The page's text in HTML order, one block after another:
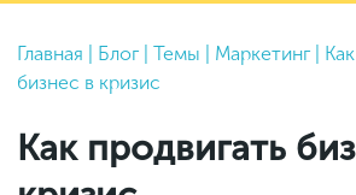
Недвижимость
HoReCa
Бьюти
Услуги
2022
2021
2020
Обновления продуктов
Обучение работы с
Calltouch
Индекс здоровья
Mental Health
Привлечение
Аналитика
Процессы и управление
Финансы и бухгалтерия
Callday
Вебинары и практикумы
Главная Блог Темы Маркетинг
бизнес в кризис
Как продвигать